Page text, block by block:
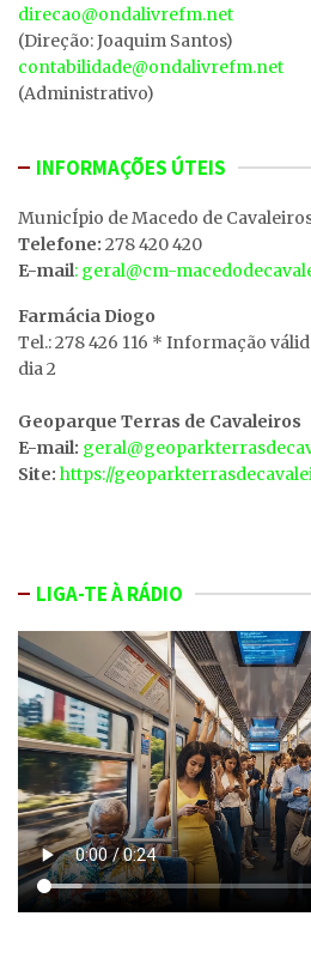
direcao@ondalivrefm.net
(Direção: Joaquim Santos)
contabilidade@ondalivrefm.net
(Administrativo)
INFORMAÇÕES ÚTEIS
MunicÍpio de Macedo de
Telefone: 278 420 420
E-mail: geral@cm-
Farmácia Diogo
Tel.: 278 426 116 * Informação
dia 2
Geoparque Terras de Cavaleiros
E-mail:
Site: https://
LIGA-TE À RÁDIO